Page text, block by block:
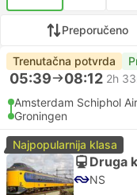
Preporučeno
Trenutačna potvrda
05:39 08:12 2h
Amsterdam Schiphol
Groningen
Najpopularnija klasa
Druga
NS